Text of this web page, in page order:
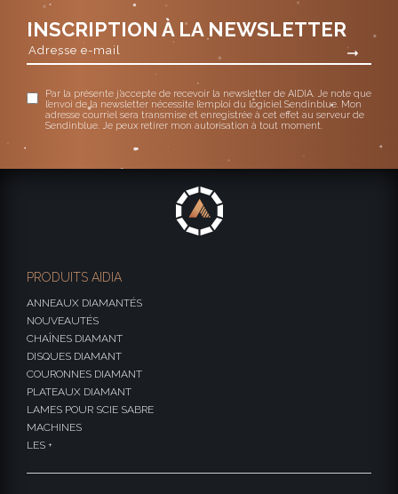
INSCRIPTION À LA NEWSLETTER
Par la présente j’accepte de recevoir la newsletter de AIDIA. Je note que
l’envoi de la newsletter nécessite l’emploi du logiciel Sendinblue. Mon
adresse courriel sera transmise et enregistrée à cet effet au serveur de
Sendinblue. Je peux retirer mon autorisation à tout moment.
PRODUITS AIDIA
ANNEAUX DIAMANTÉS
NOUVEAUTÉS
CHAÎNES DIAMANT
DISQUES DIAMANT
COURONNES DIAMANT
PLATEAUX DIAMANT
LAMES POUR SCIE SABRE
MACHINES
LES +